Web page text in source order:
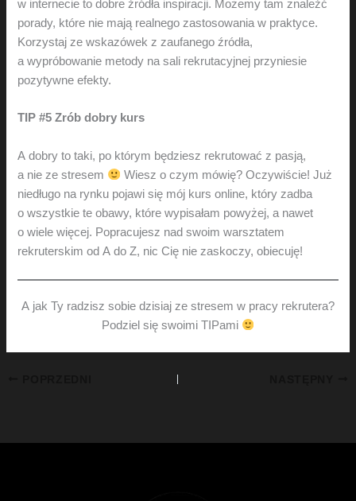
w internecie to dobre źródła inspiracji. Możemy tam znaleźć
porady, które nie mają realnego zastosowania w praktyce.
Korzystaj ze wskazówek z zaufanego źródła,
a wypróbowanie metody na sali rekrutacyjnej przyniesie
pozytywne efekty.
TIP #5 Zrób dobry kurs
A dobry to taki, po którym będziesz rekrutować z pasją,
a nie ze stresem
Wiesz o czym mówię? Oczywiście! Już
niedługo na rynku pojawi się mój kurs online, który zadba
o wszystkie te obawy, które wypisałam powyżej, a nawet
o wiele więcej. Popracujesz nad swoim warsztatem
rekruterskim od A do Z, nic Cię nie zaskoczy, obiecuję!
A jak Ty radzisz sobie dzisiaj ze stresem w pracy rekrutera?
Podziel się swoimi TIPami